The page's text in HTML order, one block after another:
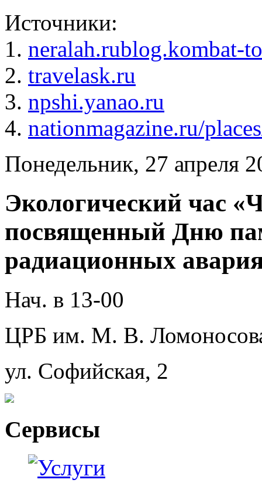
Источники:
1. neralah.rublog.kombat-
2. travelask.ru
3. npshi.yanao.ru
4. nationmagazine.ru/
Понедельник, 27 апреля
Экологический час
посвященный Дню
радиационных
Нач. в 13-00
ЦРБ им. М. В.
ул. Софийская, 2
Сервисы